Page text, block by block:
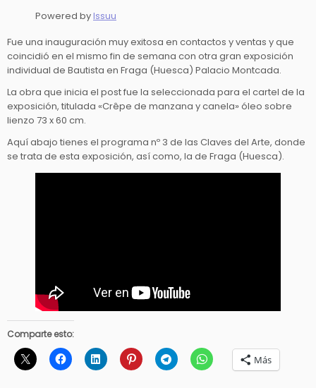
Powered by Issuu
Fue una inauguración muy exitosa en contactos y ventas y que
coincidió en el mismo fin de semana con otra gran exposición
individual de Bautista en Fraga (Huesca) Palacio Montcada.
La obra que inicia el post fue la seleccionada para el cartel de la
exposición, titulada «Crêpe de manzana y canela» óleo sobre
lienzo 73 x 60 cm.
Aquí abajo tienes el programa nº 3 de las Claves del Arte, donde
se trata de esta exposición, así como, la de Fraga (Huesca).
Comparte esto:
Más